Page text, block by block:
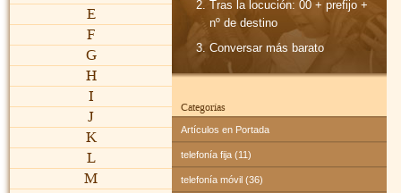
E
F
G
H
I
J
K
L
M
Tras la locución: 00 + prefijo +
nº de destino
Conversar más barato
Categorías
Artículos en Portada
telefonía fija (11)
telefonía móvil (36)